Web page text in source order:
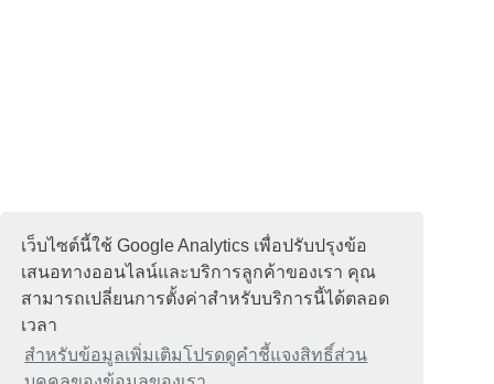
เว็บไซต์นี้ใช้ Google Analytics เพื่อปรับปรุงข้อ
เสนอทางออนไลน์และบริการลูกค้าของเรา คุณ
สามารถเปลี่ยนการตั้งค่าสำหรับบริการนี้ได้ตลอด
เวลา
สำหรับข้อมูลเพิ่มเติมโปรดดูคำชี้แจงสิทธิ์ส่วน